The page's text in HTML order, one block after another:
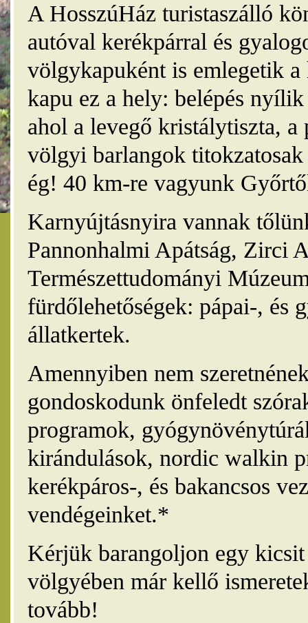
A HosszúHáz turistaszálló
autóval kerékpárral és
völgykapuként is emlegetik
kapu ez a hely: belépés
ahol a levegő kristálytiszta, a
völgyi barlangok
ég! 40 km-re vagyunk
Karnyújtásnyira vannak
Pannonhalmi Apátság, Zirci
Természettudományi
fürdőlehetőségek: pápai-, és
állatkertek.
Amennyiben nem
gondoskodunk önfeledt
programok,
kirándulások, nordic walkin
kerékpáros-, és bakancsos
vendégeinket.*
Kérjük barangoljon egy
völgyében már kellő
tovább!